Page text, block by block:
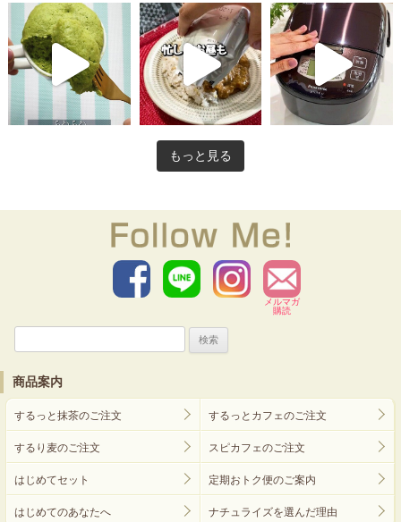
もっと見る
メルマガ
購読
商品案内
するっと抹茶のご注文 するっとカフェのご注文
するり麦のご注文 スピカフェのご注文
はじめてセット 定期おトク便のご案内
はじめてのあなたへ ナチュライズを選んだ理由